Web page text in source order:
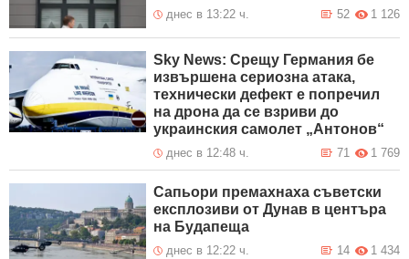
днес в 13:22 ч. 1 126
52
Sky News: Срещу Германия бе
извършена сериозна атака,
технически дефект е попречил
на дрона да се взриви до
украинския самолет „Антонов“
днес в 12:48 ч. 1 769
71
Сапьори премахнаха съветски
експлозиви от Дунав в центъра
на Будапеща
днес в 12:22 ч. 1 434
14